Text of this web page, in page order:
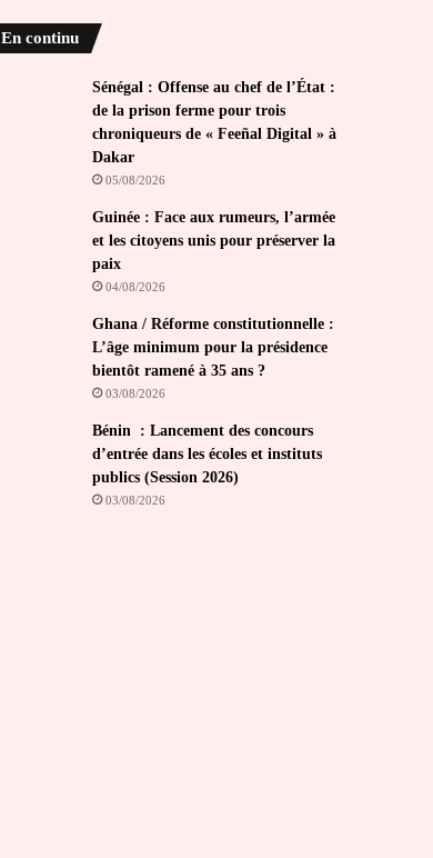
En continu
Sénégal : Offense au chef de l’État :
de la prison ferme pour trois
chroniqueurs de « Feeñal Digital » à
Dakar
05/08/2026
Guinée : Face aux rumeurs, l’armée
et les citoyens unis pour préserver la
paix
04/08/2026
Ghana / Réforme constitutionnelle :
L’âge minimum pour la présidence
bientôt ramené à 35 ans ?
03/08/2026
Bénin : Lancement des concours
d’entrée dans les écoles et instituts
publics (Session 2026)
03/08/2026